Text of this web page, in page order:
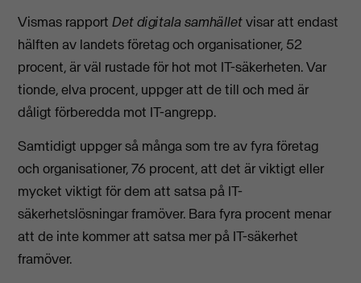
Vismas rapportDet digitala samhälletvisar att endast
hälften av landets företag och organisationer, 52
procent, är väl rustade för hot mot IT-säkerheten. Var
tionde, elva procent, uppger att de till och med är
dåligt förberedda mot IT-angrepp.
Samtidigt uppger så många som tre av fyra företag
och organisationer, 76 procent, att det är viktigt eller
mycket viktigt för dem att satsa på IT-
säkerhetslösningar framöver. Bara fyra procent menar
att de inte kommer att satsa mer på IT-säkerhet
framöver.